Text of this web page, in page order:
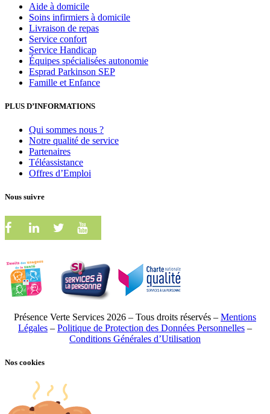
Aide à domicile
Soins infirmiers à domicile
Livraison de repas
Service confort
Service Handicap
Équipes spécialisées autonomie
Esprad Parkinson SEP
Famille et Enfance
PLUS D’INFORMATIONS
Qui sommes nous ?
Notre qualité de service
Partenaires
Téléassistance
Offres d’Emploi
Nous suivre
Présence Verte Services 2026 – Tous droits réservés – Mentions
Légales – Politique de Protection des Données Personnelles –
Conditions Générales d’Utilisation
Nos cookies